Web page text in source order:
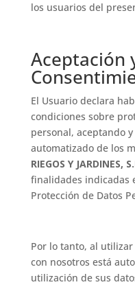
los usuarios del
Aceptación
El Usuario declara
condiciones sobre
personal, aceptando
automatizado de los
RIEGOS Y JARDINES,
finalidades indicadas
Protección de Datos
Por lo tanto, al
con nosotros está
utilización de sus